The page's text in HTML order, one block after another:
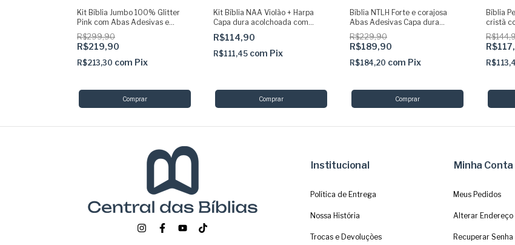
Kit Bíblia Jumbo 100% Glitter
Pink com Abas Adesivas e
Pingente + Caneta + Devocional
+ Marca
R$299,90
R$219,90
R$213,30 com Pix
Kit Bíblia NAA Violão + Harpa
Capa dura acolchoada com
Indice
R$114,90
R$111,45 com Pix
Bíblia NTLH Forte e corajosa
Abas Adesivas Capa dura
acolchoada + elastico rosa
R$229,90
R$189,90
R$184,20 com Pix
Bíblia
cristã
dura
dourado
Institucional
Política de Entrega
Nossa História
Trocas e Devoluções
Minha Conta
Meus Pedidos
Alterar Endereço
Recuperar Senha